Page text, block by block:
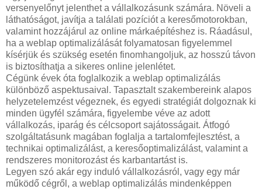
versenyelőnyt jelenthet a vállalkozásunk számára. Növeli a
láthatóságot, javítja a találati pozíciót a keresőmotorokban,
valamint hozzájárul az online márkaépítéshez is. Ráadásul,
ha a weblap optimalizálását folyamatosan figyelemmel
kísérjük és szükség esetén finomhangoljuk, az hosszú távon
is biztosíthatja a sikeres online jelenlétet.
Cégünk évek óta foglalkozik a weblap optimalizálás
különböző aspektusaival. Tapasztalt szakembereink alapos
helyzetelemzést végeznek, és egyedi stratégiát dolgoznak ki
minden ügyfél számára, figyelembe véve az adott
vállalkozás, iparág és célcsoport sajátosságait. Átfogó
szolgáltatásunk magában foglalja a tartalomfejlesztést, a
technikai optimalizálást, a keresőoptimalizálást, valamint a
rendszeres monitorozást és karbantartást is.
Legyen szó akár egy induló vállalkozásról, vagy egy már
működő cégről, a weblap optimalizálás mindenképpen